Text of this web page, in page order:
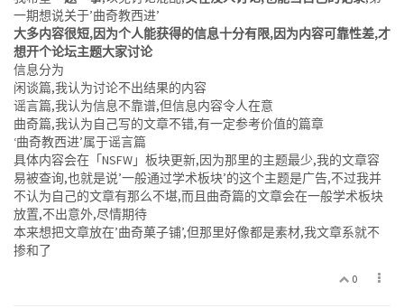
一期想说关于’曲奇教西进’
大多内容很短,因为个人能获得的信息十分有限,因为内容可靠性差,才
想开个论坛主题大家讨论
信息分为
闲谈篇,我认为讨论不出结果的内容
谣言篇,我认为信息不靠谱,但信息内容令人在意
曲奇篇,我认为自己写的文章不错,有一定参考价值的篇章
‘曲奇教西进’属于谣言篇
具体内容会在「NSFW」板块更新,因为那里的主题最少,我的文章容
易被查询,也就是说’一般通过学术板块’的这个主题是广告,不过我并
不认为自己的文章有那么不堪,而且曲奇篇的文章会在一般学术板块
放置,不出意外,尽情期待
本来想把文章放在’曲奇菓子铺’,但那里好像都是素材,我文章系就不
掺和了
0